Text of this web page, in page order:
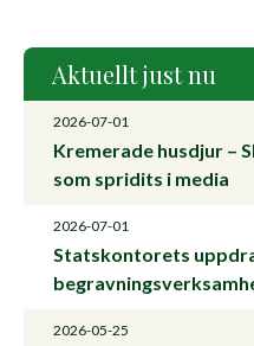
Aktuellt just nu
2026-07-01
Kremerade husdjur –
som spridits i media
2026-07-01
Statskontorets
2026-05-25